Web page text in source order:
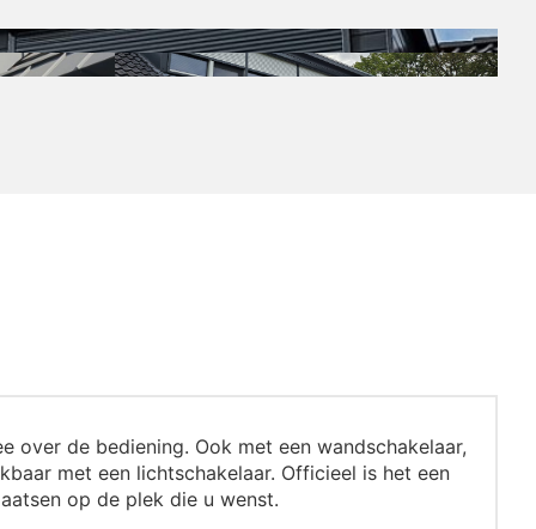
over de bediening. Ook met een wandschakelaar,
met een lichtschakelaar. Officieel is het een
op de plek die u wenst.